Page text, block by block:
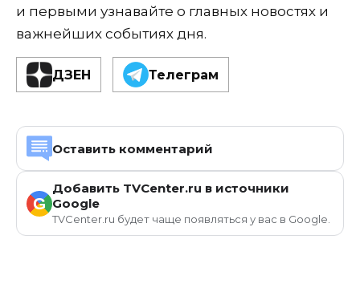
и первыми узнавайте о главных новостях и
важнейших событиях дня.
ДЗЕН Телеграм
Оставить комментарий
G
Добавить TVCenter.ru в источники
Google
TVCenter.ru будет чаще появляться у вас в Google.